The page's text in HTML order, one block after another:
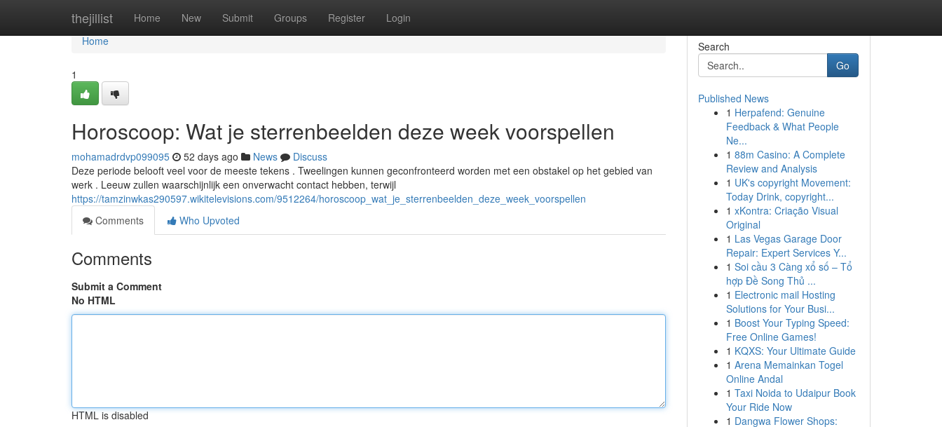
thejillist Home New Submit Groups Register Login
Home
Home
1
Horoscoop: Wat je sterrenbeelden deze week voorspellen
mohamadrdvp099095 52 days ago News
Discuss
Deze periode belooft veel voor de meeste tekens . Tweelingen kunnen geconfronteerd worden met een obstakel op het gebied van
werk . Leeuw zullen waarschijnlijk een onverwacht contact hebben, terwijl
https://tamzinwkas290597.wikitelevisions.com/9512264/horoscoop_wat_je_sterrenbeelden_deze_week_voorspellen
Comments
Who Upvoted
Comments
Submit a Comment
No HTML
HTML is disabled
Search
Go
Published News
1 Herpafend: Genuine
Feedback & What People
Ne...
1 88m Casino: A Complete
Review and Analysis
1 UK's copyright Movement:
Today Drink, copyright...
1 xKontra: Criação Visual
Original
1 Las Vegas Garage Door
Repair: Expert Services Y...
1 Soi cầu 3 Càng xổ số – Tổ
hợp Đề Song Thủ ...
1 Electronic mail Hosting
Solutions for Your Busi...
1 Boost Your Typing Speed:
Free Online Games!
1 KQXS: Your Ultimate Guide
1 Arena Memainkan Togel
Online Andal
1 Taxi Noida to Udaipur Book
Your Ride Now
1 Dangwa Flower Shops: